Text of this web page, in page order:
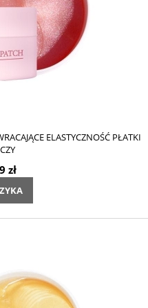
ELASTYCZNOŚĆ PŁATKI
zł